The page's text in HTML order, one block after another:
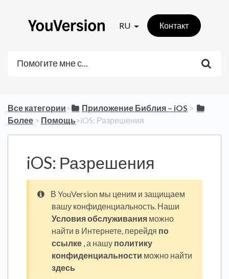
RU Контакт
Все категории​>​ ​Приложение Библия – iOS ​ > ​
Более ​ > ​ ​Помощь​>​ iOS: Разрешения
iOS: Разрешения
В YouVersion мы ценим и защищаем
вашу конфиденциальность. Наши
Условия обслуживания можно
найти в Интернете, перейдя по
ссылке , а нашу политику
конфиденциальности можно найти
здесь